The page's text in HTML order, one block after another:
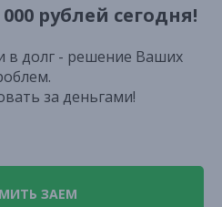
рублей сегодня!
в долг - решение Ваших
за деньгами!
ЗАЕМ